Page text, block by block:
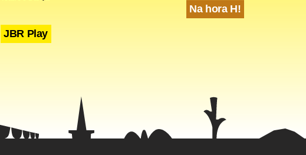
Mecanismo de proteção cambial
JBR Play
Na hora H!